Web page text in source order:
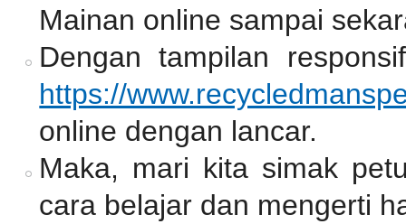
Mainan online sampai
Dengan tampilan
https://
online dengan lancar.
Maka, mari kita simak
cara belajar dan mengerti